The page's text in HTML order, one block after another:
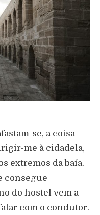
se, a coisa
me à cidadela,
extremos da baía.
consegue
do hostel vem a
com o condutor.